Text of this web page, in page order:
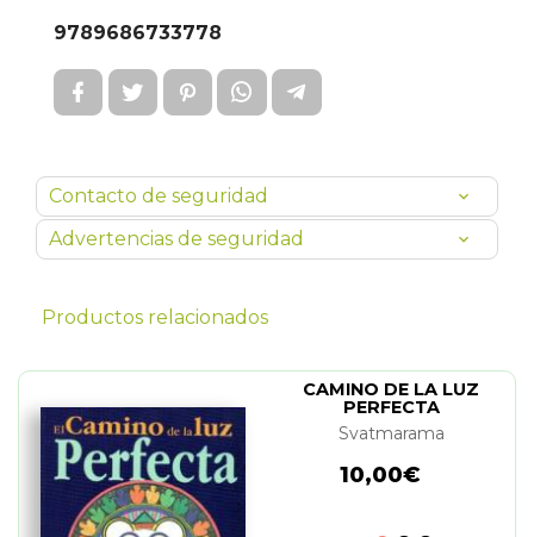
9789686733778
Contacto de seguridad
Advertencias de seguridad
Productos relacionados
CAMINO DE LA LUZ
PERFECTA
Svatmarama
10,00€